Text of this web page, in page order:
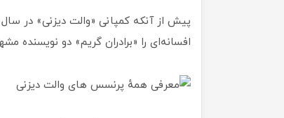
افسانه‌ای را «برادران گریم» دو نویسنده مشهور آلمانی،